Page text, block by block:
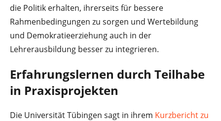
die Politik erhalten, ihrerseits für bessere
Rahmenbedingungen zu sorgen und Wertebildung
und Demokratieerziehung auch in der
Lehrerausbildung besser zu integrieren.
Erfahrungslernen durch Teilhabe
in Praxisprojekten
Die Universität Tübingen sagt in ihrem Kurzbericht zu